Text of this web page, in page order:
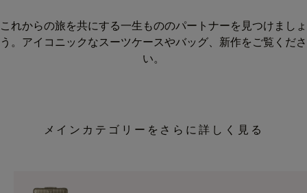
これからの旅を共にする一生もののパートナーを見つけましょ
う。アイコニックなスーツケースやバッグ、新作をご覧くださ
い。
メインカテゴリーをさらに詳しく見る